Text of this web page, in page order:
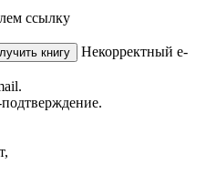
ссылку
книгу
Некорректный e-